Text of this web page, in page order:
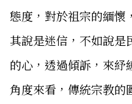
態度，對於祖宗的緬懷
其說是迷信，不如說是
的心，透過傾訴，來紓
角度來看，傳統宗教的